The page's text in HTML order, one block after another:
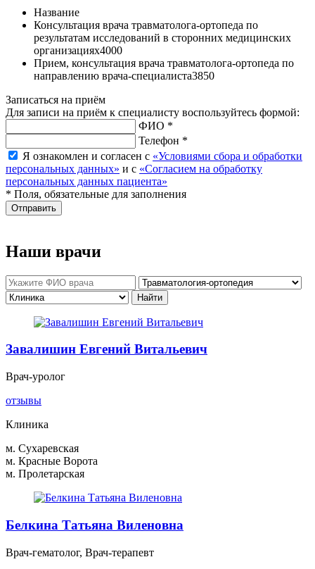
Название
Консультация врача травматолога-ортопеда по
результатам исследований в сторонних медицинских
организациях4000
Прием, консультация врача травматолога-ортопеда по
направлению врача-специалиста3850
Записаться на приём
Для записи на приём к специалисту воспользуйтесь формой:
ФИО *
Телефон *
Я ознакомлен и согласен с «Условиями сбора и обработки
персональных данных» и с «Согласием на обработку
персональных данных пациента»
* Поля, обязательные для заполнения
Отправить
Наши врачи
Завалишин Евгений Витальевич
Врач-уролог
отзывы
Клиника
м. Сухаревская
м. Красные Ворота
м. Пролетарская
Белкина Татьяна Виленовна
Врач-гематолог, Врач-терапевт